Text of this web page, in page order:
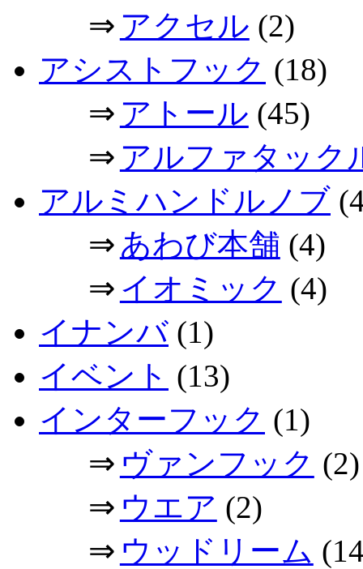
⇒ アクセル (2)
アシストフック (18)
⇒ アトール (45)
⇒ アルファタック
アルミハンドルノブ
⇒ あわび本舗 (4)
⇒ イオミック (4)
イナンバ (1)
イベント (13)
インターフック (1)
⇒ ヴァンフック (2)
⇒ ウエア (2)
⇒ ウッドリーム